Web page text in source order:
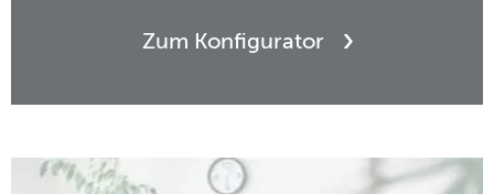
Zum Konfigurator